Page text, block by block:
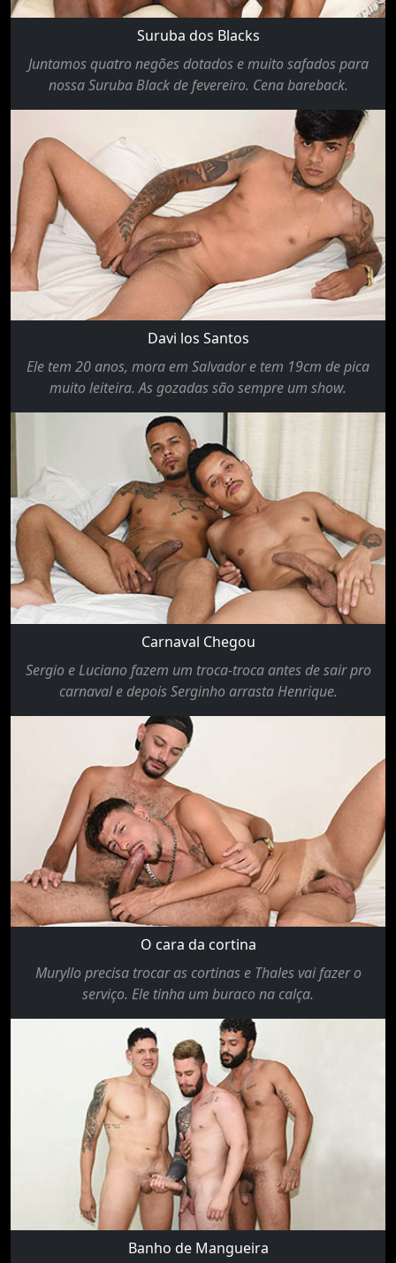
Suruba dos Blacks
Juntamos quatro negões dotados e muito safados para
nossa Suruba Black de fevereiro. Cena bareback.
Davi los Santos
Ele tem 20 anos, mora em Salvador e tem 19cm de pica
muito leiteira. As gozadas são sempre um show.
Carnaval Chegou
Sergio e Luciano fazem um troca-troca antes de sair pro
carnaval e depois Serginho arrasta Henrique.
O cara da cortina
Muryllo precisa trocar as cortinas e Thales vai fazer o
serviço. Ele tinha um buraco na calça.
Banho de Mangueira